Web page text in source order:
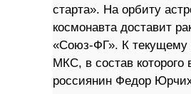
старта». На орбиту
космонавта доставит
«Союз-ФГ». К текущему
МКС, в состав которого
россиянин Федор